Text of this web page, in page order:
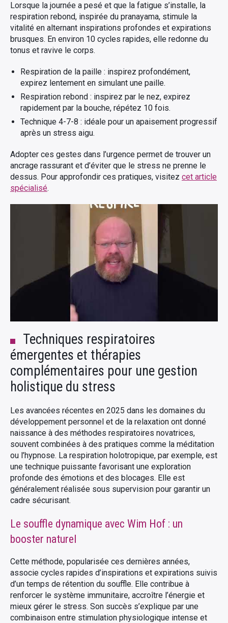
Lorsque la journée a pesé et que la fatigue s’installe, la
respiration rebond, inspirée du pranayama, stimule la
vitalité en alternant inspirations profondes et expirations
brusques. En environ 10 cycles rapides, elle redonne du
tonus et ravive le corps.
Respiration de la paille : inspirez profondément,
expirez lentement en simulant une paille.
Respiration rebond : inspirez par le nez, expirez
rapidement par la bouche, répétez 10 fois.
Technique 4-7-8 : idéale pour un apaisement progressif
après un stress aigu.
Adopter ces gestes dans l’urgence permet de trouver un
ancrage rassurant et d’éviter que le stress ne prenne le
dessus. Pour approfondir ces pratiques, visitez cet article
spécialisé.
Techniques respiratoires
émergentes et thérapies
complémentaires pour une gestion
holistique du stress
Les avancées récentes en 2025 dans les domaines du
développement personnel et de la relaxation ont donné
naissance à des méthodes respiratoires novatrices,
souvent combinées à des pratiques comme la méditation
ou l’hypnose. La respiration holotropique, par exemple, est
une technique puissante favorisant une exploration
profonde des émotions et des blocages. Elle est
généralement réalisée sous supervision pour garantir un
cadre sécurisant.
Le souffle dynamique avec Wim Hof : un
booster naturel
Cette méthode, popularisée ces dernières années,
associe cycles rapides d’inspirations et expirations suivis
d’un temps de rétention du souffle. Elle contribue à
renforcer le système immunitaire, accroître l’énergie et
mieux gérer le stress. Son succès s’explique par une
combinaison entre stimulation physiologique intense et